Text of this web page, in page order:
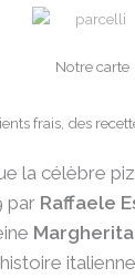
Notre carte
frais, des
la célèbre
par Raffaele